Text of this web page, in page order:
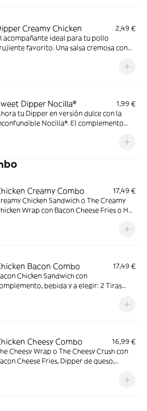
Creamy Chicken
2,49 €
acompañante ideal para tu pollo
favorito. Una salsa cremosa con
Dipper Nocilla®
1,99 €
tu Dipper en versión dulce con la
Nocilla®. El complemento
Creamy Combo
17,49 €
Chicken Sandwich o The Creamy
Wrap con Bacon Cheese Fries o Hot
Bacon Combo
17,49 €
Chicken Sandwich con
bebida y a elegir: 2 Tiras
Nuggets. Ideal para los que creen que todo
Cheesy Combo
16,99 €
Cheesy Wrap o The Cheesy Crush con
Cheese Fries, Dipper de queso,